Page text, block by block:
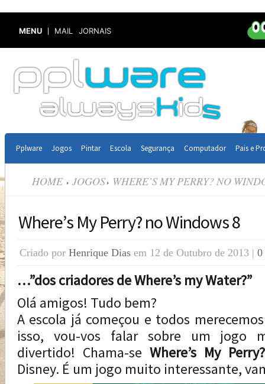
MENU MAIL JORNAIS
Pplware Jogos Pintar Escola Segurança Computador Pais e
HOME JOGOS WHERE’S MY PERRY? NO
Where’s My Perry? no Windows 8
Criado por Henrique Dias em 12 de Outubro de 2013 | 0
…”dos criadores de Where’s my Water?”
Olá amigos! Tudo bem?
A escola já começou e todos
isso, vou-vos falar sobre um jogo
divertido! Chama-se Where’s My
Disney. É um jogo muito interessante,